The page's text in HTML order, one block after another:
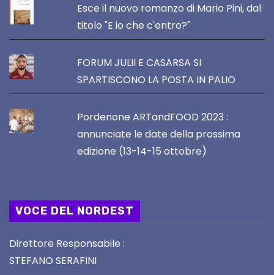
Esce il nuovo romanzo di Mario Pini, dal
titolo "E io che c'entro?"
FORUM JULII E CASARSA SI
SPARTISCONO LA POSTA IN PALIO
Pordenone ARTandFOOD 2023 :
annunciate le date della prossima
edizione (13-14-15 ottobre)
VOCE DEL NORDEST
Direttore Responsabile :
STEFANO SERAFINI